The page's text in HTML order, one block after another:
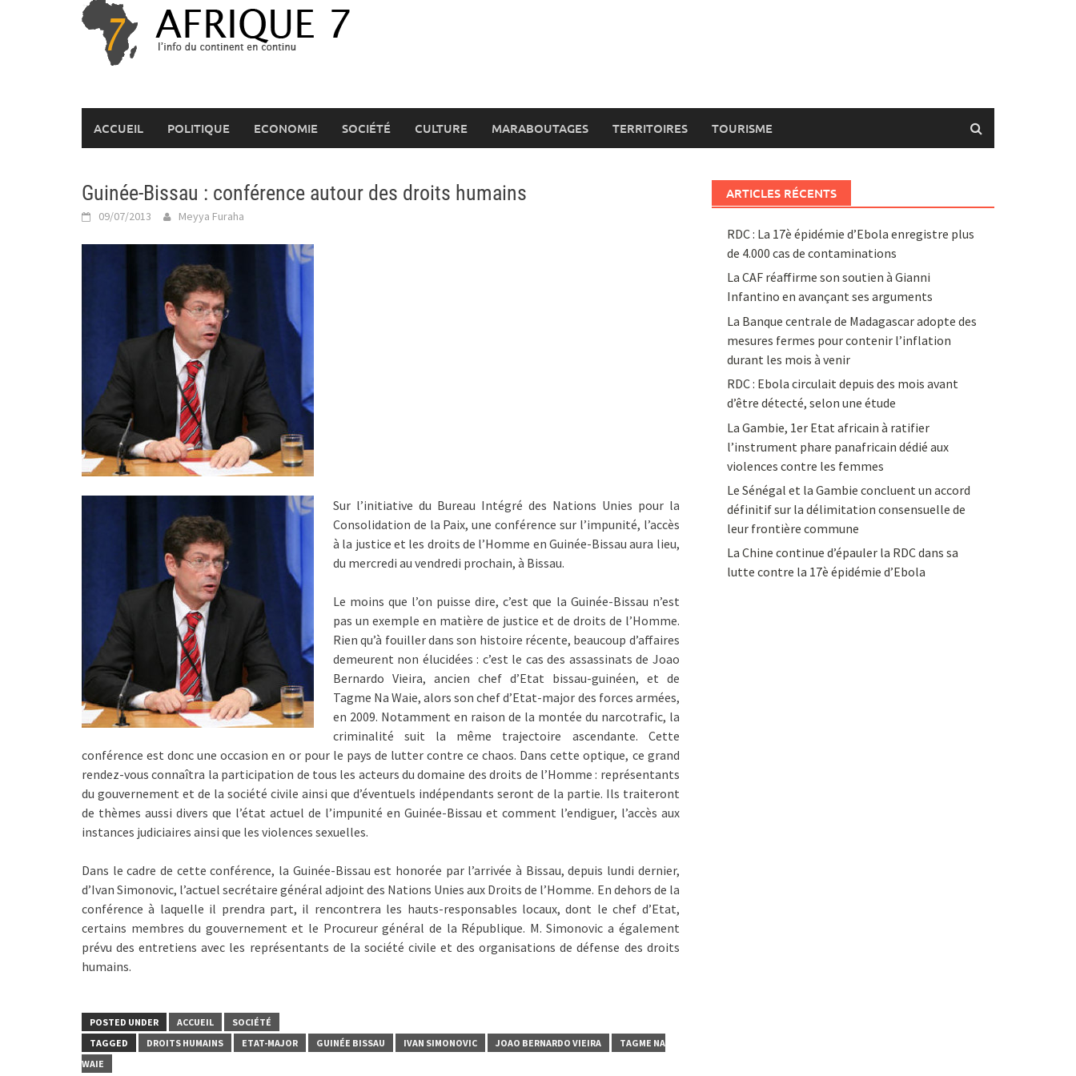
ACCUEIL POLITIQUE ECONOMIE SOCIÉTÉ CULTURE MARABOUTAGES TERRITOIRES TOURISME
Guinée-Bissau : conférence autour des droits humains
09/07/2013 Meyya Furaha
Sur l’initiative du Bureau Intégré des Nations Unies pour la
Consolidation de la Paix, une conférence sur l’impunité, l’accès
à la justice et les droits de l’Homme en Guinée-Bissau aura lieu,
du mercredi au vendredi prochain, à Bissau.
Le moins que l’on puisse dire, c’est que la Guinée-Bissau n’est
pas un exemple en matière de justice et de droits de l’Homme.
Rien qu’à fouiller dans son histoire récente, beaucoup d’affaires
demeurent non élucidées : c’est le cas des assassinats de Joao
Bernardo Vieira, ancien chef d’Etat bissau-guinéen, et de
Tagme Na Waie, alors son chef d’Etat-major des forces armées,
en 2009. Notamment en raison de la montée du narcotrafic, la
criminalité suit la même trajectoire ascendante. Cette
conférence est donc une occasion en or pour le pays de lutter contre ce chaos. Dans cette optique, ce grand
rendez-vous connaîtra la participation de tous les acteurs du domaine des droits de l’Homme : représentants
du gouvernement et de la société civile ainsi que d’éventuels indépendants seront de la partie. Ils traiteront
de thèmes aussi divers que l’état actuel de l’impunité en Guinée-Bissau et comment l’endiguer, l’accès aux
instances judiciaires ainsi que les violences sexuelles.
Dans le cadre de cette conférence, la Guinée-Bissau est honorée par l’arrivée à Bissau, depuis lundi dernier,
d’Ivan Simonovic, l’actuel secrétaire général adjoint des Nations Unies aux Droits de l’Homme. En dehors de la
conférence à laquelle il prendra part, il rencontrera les hauts-responsables locaux, dont le chef d’Etat,
certains membres du gouvernement et le Procureur général de la République. M. Simonovic a également
prévu des entretiens avec les représentants de la société civile et des organisations de défense des droits
humains.
POSTED UNDER ACCUEIL
SOCIÉTÉ
TAGGED
DROITS HUMAINS ETAT-MAJOR GUINÉE BISSAU IVAN SIMONOVIC JOAO BERNARDO VIEIRA
TAGME NA
WAIE
ARTICLES RÉCENTS
RDC : La 17è épidémie d’Ebola enregistre plus
de 4.000 cas de contaminations
La CAF réaffirme son soutien à Gianni
Infantino en avançant ses arguments
La Banque centrale de Madagascar adopte des
mesures fermes pour contenir l’inflation
durant les mois à venir
RDC : Ebola circulait depuis des mois avant
d’être détecté, selon une étude
La Gambie, 1er Etat africain à ratifier
l’instrument phare panafricain dédié aux
violences contre les femmes
Le Sénégal et la Gambie concluent un accord
définitif sur la délimitation consensuelle de
leur frontière commune
La Chine continue d’épauler la RDC dans sa
lutte contre la 17è épidémie d’Ebola